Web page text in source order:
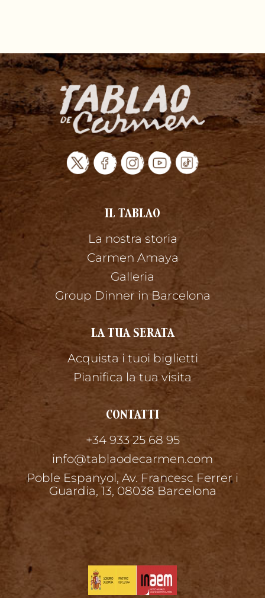
IL TABLAO
La nostra storia
Carmen Amaya
Galleria
Group Dinner in Barcelona
LA TUA SERATA
Acquista i tuoi biglietti
Pianifica la tua visita
CONTATTI
+34 933 25 68 95
info@tablaodecarmen.com
Poble Espanyol, Av. Francesc Ferrer i
Guardia, 13, 08038 Barcelona